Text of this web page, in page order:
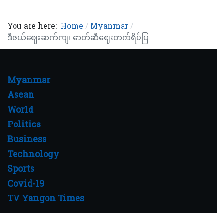
You are here: Home
Myanmar
ဒီဇယ်ဈေးဆက်ကျ၊ ဓာတ်ဆီဈေးတက်ရိပ်ပြ
Myanmar
Asean
World
Politics
Business
Technology
Sports
Covid-19
TV Yangon Times